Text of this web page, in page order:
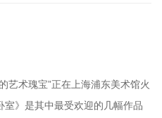
艺术瑰宝”正在上海浦东美术馆火
》是其中最受欢迎的几幅作品